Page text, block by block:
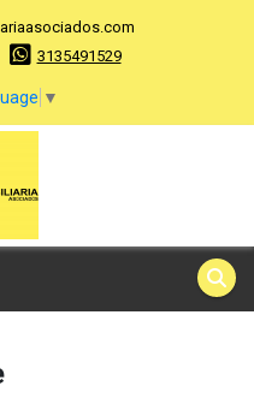
3135491529
▼